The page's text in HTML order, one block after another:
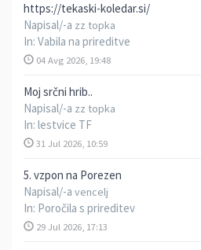
https://tekaski-koledar.si/
Napisal/-a zz topka
In: Vabila na prireditve
04 Avg 2026, 19:48
Moj srčni hrib..
Napisal/-a zz topka
In: lestvice TF
31 Jul 2026, 10:59
5. vzpon na Porezen
Napisal/-a vencelj
In: Poročila s prireditev
29 Jul 2026, 17:13